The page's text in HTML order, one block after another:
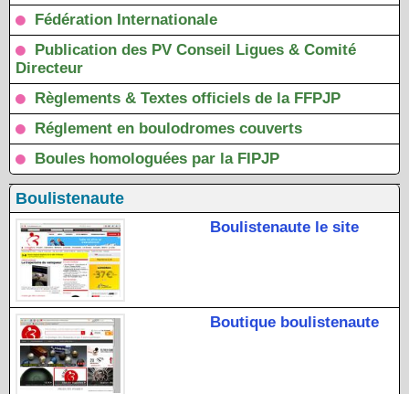
Fédération Internationale
Publication des PV Conseil Ligues & Comité
Directeur
Règlements & Textes officiels de la FFPJP
Réglement en boulodromes couverts
Boules homologuées par la FIPJP
Boulistenaute
Boulistenaute le site
Boutique boulistenaute